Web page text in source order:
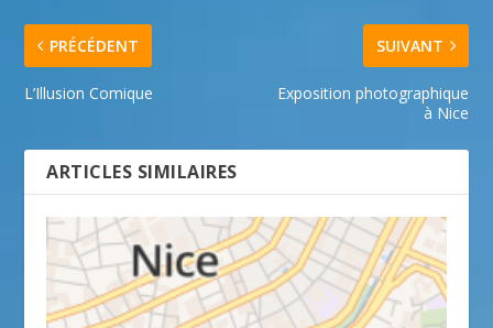
PRÉCÉDENT
L’Illusion Comique
SUIVANT
Exposition photographique
à Nice
ARTICLES SIMILAIRES